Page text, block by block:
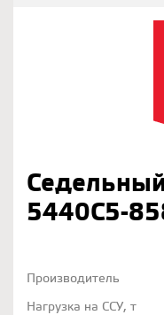
5440С5-
Производитель
Нагрузка на ССУ, т